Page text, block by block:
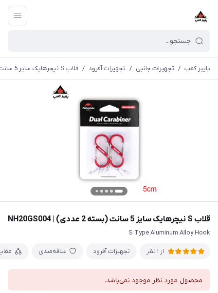
پاییز کمپ / تجهیزات جانبی / تجهیزات آفرود / قلاب S نیچرهایک سایز 5 سانت (بسته 2 عددی) | NH20GS004
قلاب S نیچرهایک سایز 5 سانت (بسته 2 عددی) | NH20GS004
S Type Aluminum Alloy Hook
از 1 نظر تجهیزات آفرود علاقه‌مندی
محصول مورد نظر موجود نمی‌باشد.